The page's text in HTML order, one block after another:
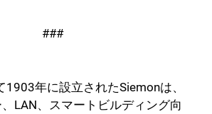
###
1903年に設立されたSiemonは、
LAN、スマートビルディング向